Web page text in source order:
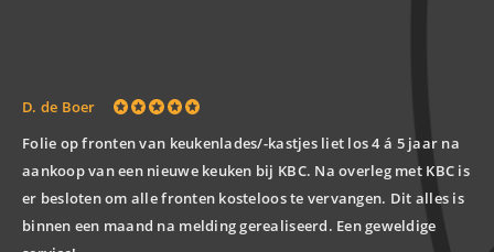
D. de Boer
Folie op fronten van keukenlades/-kastjes liet los 4 á 5 jaar na
aankoop van een nieuwe keuken bij KBC. Na overleg met KBC is
er besloten om alle fronten kosteloos te vervangen. Dit alles is
binnen een maand na melding gerealiseerd. Een geweldige